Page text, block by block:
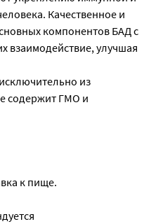
Качественное и
компонентов БАД с
взаимодействие, улучшая
из
содержит ГМО и
к пище.